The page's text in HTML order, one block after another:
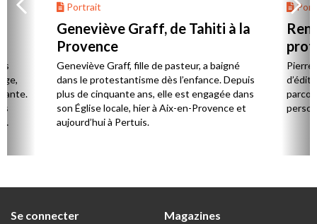
Portrait
Geneviève Graff, de Tahiti à la
Provence
Geneviève Graff, fille de pasteur, a baigné
dans le protestantisme dès l’enfance. Depuis
plus de cinquante ans, elle est engagée dans
son Église locale, hier à Aix-en-Provence et
aujourd’hui à Pertuis.
Se connecter
Magazines